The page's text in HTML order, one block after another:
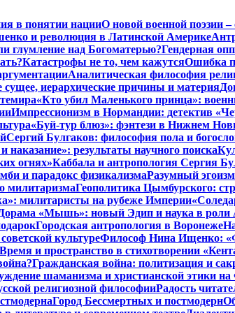
в понятии нацииО новой военной поэзии
и революция в Латинской Америке
глумление над Богоматерью?Гендерная
Катастрофы не то, чем кажутсяОшибка
Аналитическая философия
сущее, иерархические причины и материя
«Кто убил Маленького принца»:
Импрессионизм в Нормандии: детектив
«Буй-тур блюз»: фэнтези в Нижнем
Сергий Булгаков: философия пола и
наказание»: результаты научного поиска
огнях»Каббала и антропология Сергия
и парадокс физикализмаРазумный
милитаризмаГеополитика Цымбурского:
милитаристы на рубеже Империи
«Мышь»: новый Эдип и наука в роли
Городская антропология в Воронеже
культуреФилософ Нина Ищенко:
Время и пространство в стихотворении
Гражданская война: политизация и
шаманизма и христианской этики
религиозной философииРадость
Город Бессмертных и постмодерн